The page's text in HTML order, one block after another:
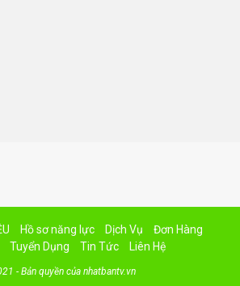
Hồ sơ năng lực Dịch Vụ
Đơn Hàng
Tuyển Dụng Tin Tức Liên Hệ
- Bản quyền của nhatbantv.vn